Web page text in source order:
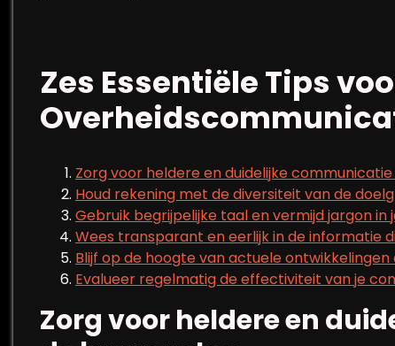
Zes Essentiële Tips
Zorg voor heldere en duidelijke
Houd rekening met de diversiteit van de
Gebruik begrijpelijke taal en vermijd jargon in
Wees transparant en eerlijk in de informatie
Blijf op de hoogte van actuele
Evalueer regelmatig de effectiviteit van je
Zorg voor heldere en